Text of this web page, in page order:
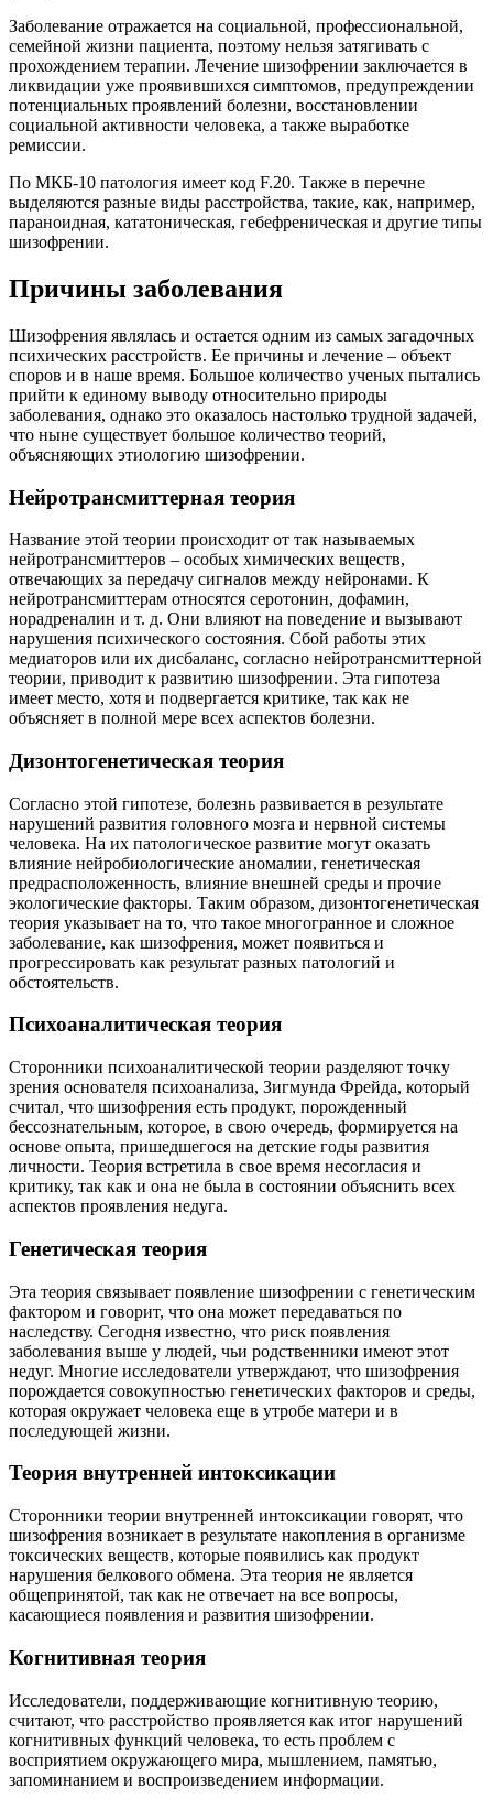
Заболевание отражается на социальной, профессиональной,
семейной жизни пациента, поэтому нельзя затягивать с
прохождением терапии. Лечение шизофрении заключается в
ликвидации уже проявившихся симптомов, предупреждении
потенциальных проявлений болезни, восстановлении
социальной активности человека, а также выработке
ремиссии.
По МКБ-10 патология имеет код F.20. Также в перечне
выделяются разные виды расстройства, такие, как, например,
параноидная, кататоническая, гебефреническая и другие типы
шизофрении.
Причины заболевания
Шизофрения являлась и остается одним из самых загадочных
психических расстройств. Ее причины и лечение – объект
споров и в наше время. Большое количество ученых пытались
прийти к единому выводу относительно природы
заболевания, однако это оказалось настолько трудной задачей,
что ныне существует большое количество теорий,
объясняющих этиологию шизофрении.
Нейротрансмиттерная теория
Название этой теории происходит от так называемых
нейротрансмиттеров – особых химических веществ,
отвечающих за передачу сигналов между нейронами. К
нейротрансмиттерам относятся серотонин, дофамин,
норадреналин и т. д. Они влияют на поведение и вызывают
нарушения психического состояния. Сбой работы этих
медиаторов или их дисбаланс, согласно нейротрансмиттерной
теории, приводит к развитию шизофрении. Эта гипотеза
имеет место, хотя и подвергается критике, так как не
объясняет в полной мере всех аспектов болезни.
Дизонтогенетическая теория
Согласно этой гипотезе, болезнь развивается в результате
нарушений развития головного мозга и нервной системы
человека. На их патологическое развитие могут оказать
влияние нейробиологические аномалии, генетическая
предрасположенность, влияние внешней среды и прочие
экологические факторы. Таким образом, дизонтогенетическая
теория указывает на то, что такое многогранное и сложное
заболевание, как шизофрения, может появиться и
прогрессировать как результат разных патологий и
обстоятельств.
Психоаналитическая теория
Сторонники психоаналитической теории разделяют точку
зрения основателя психоанализа, Зигмунда Фрейда, который
считал, что шизофрения есть продукт, порожденный
бессознательным, которое, в свою очередь, формируется на
основе опыта, пришедшегося на детские годы развития
личности. Теория встретила в свое время несогласия и
критику, так как и она не была в состоянии объяснить всех
аспектов проявления недуга.
Генетическая теория
Эта теория связывает появление шизофрении с генетическим
фактором и говорит, что она может передаваться по
наследству. Сегодня известно, что риск появления
заболевания выше у людей, чьи родственники имеют этот
недуг. Многие исследователи утверждают, что шизофрения
порождается совокупностью генетических факторов и среды,
которая окружает человека еще в утробе матери и в
последующей жизни.
Теория внутренней интоксикации
Сторонники теории внутренней интоксикации говорят, что
шизофрения возникает в результате накопления в организме
токсических веществ, которые появились как продукт
нарушения белкового обмена. Эта теория не является
общепринятой, так как не отвечает на все вопросы,
касающиеся появления и развития шизофрении.
Когнитивная теория
Исследователи, поддерживающие когнитивную теорию,
считают, что расстройство проявляется как итог нарушений
когнитивных функций человека, то есть проблем с
восприятием окружающего мира, мышлением, памятью,
запоминанием и воспроизведением информации.